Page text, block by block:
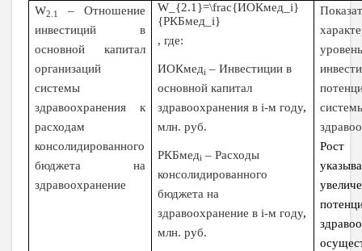
W2.1
– Отношение
инвестиций в
основной капитал
организаций
системы
здравоохранения к
расходам
консолидированного
бюджета на
здравоохранение
W_{2.1}=\frac{ИОКмед_i}
{РКБмед_i}
, где:
ИОКмедi –Инвестиции в
основной капитал
здравоохранения вi-м году,
млн. руб.
РКБмедi –Расходы
консолидированного
бюджета на
здравоохранение вi-м году,
млн. руб.
Рост